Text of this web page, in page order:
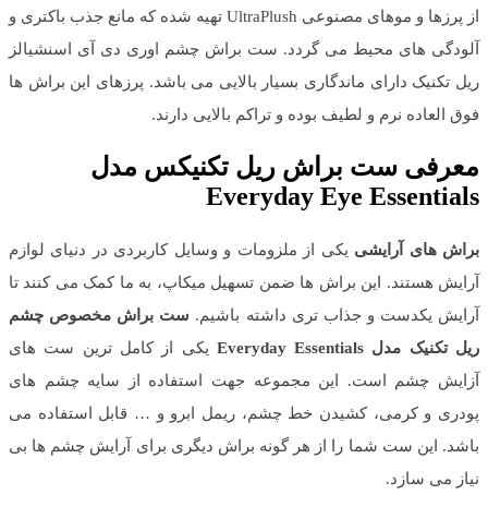
از پرزها و موهای مصنوعی UltraPlush تهیه شده که مانع جذب باکتری و
آلودگی های محیط می گردد. ست براش چشم اوری دی آی اسنشیالز
ریل تکنیک دارای ماندگاری بسیار بالایی می باشد. پرزهای این براش ها
فوق العاده نرم و لطیف بوده و تراکم بالایی دارند.
معرفی ست براش ریل تکنیکس مدل
Everyday Eye Essentials
براش های آرایشی یکی از ملزومات و وسایل کاربردی در دنیای لوازم
آرایش هستند. این براش ها ضمن تسهیل میکاپ، به ما کمک می کنند تا
آرایش یکدست و جذاب تری داشته باشیم. ست براش مخصوص چشم
ریل تکنیک مدل Everyday Essentials
یکی از کامل ترین ست های
آزایش چشم است. این مجموعه جهت استفاده از سایه چشم های
پودری و کرمی، کشیدن خط چشم، ریمل ابرو و … قابل استفاده می
باشد. این ست شما را از هر گونه براش دیگری برای آرایش چشم ها بی
نیاز می سازد.